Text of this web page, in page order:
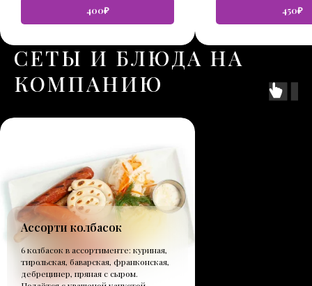
400₽ 450₽
СЕТЫ И БЛЮДА НА
КОМПАНИЮ
Ассорти колбасок
6 колбасок в ассортименте: куриная,
тирольская, баварская, франконская,
дебрецинер, пряная с сыром.